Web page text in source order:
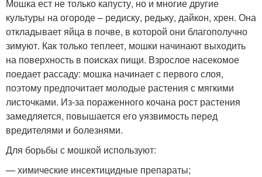
Мошка ест не только капусту, но и многие другие
культуры на огороде – редиску, редьку, дайкон, хрен. Она
откладывает яйца в почве, в которой они благополучно
зимуют. Как только теплеет, мошки начинают выходить
на поверхность в поисках пищи. Взрослое насекомое
поедает рассаду: мошка начинает с первого слоя,
поэтому предпочитает молодые растения с мягкими
листочками. Из-за пораженного кочана рост растения
замедляется, повышается его уязвимость перед
вредителями и болезнями.
Для борьбы с мошкой используют:
— химические инсектицидные препараты;